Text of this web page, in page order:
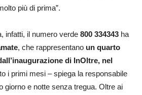
più di prima”.
infatti, il numero verde 800 334343 ha
, che rappresentano un quarto
di InOltre, nel
i primi mesi – spiega la responsabile
giorno e notte senza tregua. Oltre ai